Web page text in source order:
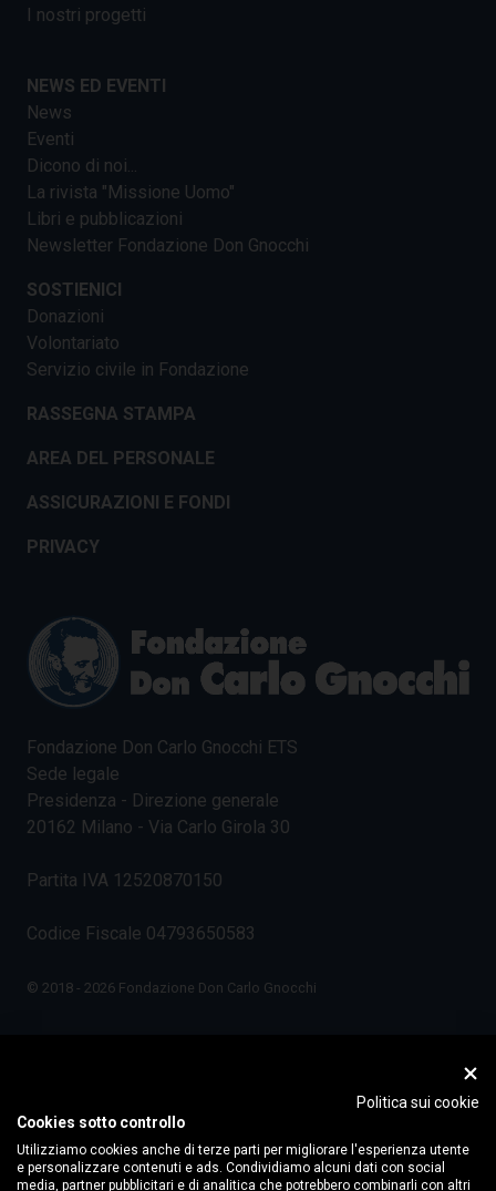
I nostri progetti
NEWS ED EVENTI
News
Eventi
Dicono di noi...
La rivista "Missione Uomo"
Libri e pubblicazioni
Newsletter Fondazione Don Gnocchi
SOSTIENICI
Donazioni
Volontariato
Servizio civile in Fondazione
RASSEGNA STAMPA
AREA DEL PERSONALE
ASSICURAZIONI E FONDI
PRIVACY
Fondazione Don Carlo Gnocchi ETS
Sede legale
Presidenza - Direzione generale
20162 Milano - Via Carlo Girola 30
Partita IVA 12520870150
Codice Fiscale 04793650583
© 2018 - 2026 Fondazione Don Carlo Gnocchi
Politica sui cookie
Cookies sotto controllo
Utilizziamo cookies anche di terze parti per migliorare l'esperienza utente
e personalizzare contenuti e ads. Condividiamo alcuni dati con social
media, partner pubblicitari e di analitica che potrebbero combinarli con altri